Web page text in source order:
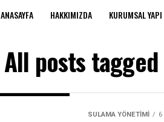
ANASAYFA HAKKIMIZDA KURUMSAL YAPI
All posts
SULAMA YÖNETIMI 6